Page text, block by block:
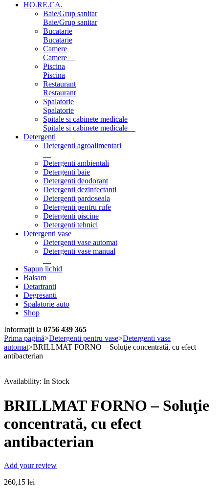
HO.RE.CA.
Baie/Grup sanitar
Baie/Grup sanitar
Bucatarie
Bucatarie
Camere
Camere
Piscina
Piscina
Restaurant
Restaurant
Spalatorie
Spalatorie
Spitale si cabinete medicale
Spitale si cabinete medicale
Detergenti
Detergenti agroalimentari
Detergenti ambientali
Detergenti baie
Detergenti deodorant
Detergenti dezinfectanti
Detergenti pardoseala
Detergenti pentru rufe
Detergenti piscine
Detergenti tehnici
Detergenti vase
Detergenti vase automat
Detergenti vase manual
Sapun lichid
Balsam
Detartranti
Degresanti
Spalatorie auto
Shop
Informații la 0756 439 365
Prima pagină>Detergenti pentru vase>Detergenti vase
automat>BRILLMAT FORNO – Soluţie concentrată, cu efect
antibacterian
Availability: In Stock
BRILLMAT FORNO – Soluţie
concentrată, cu efect
antibacterian
Add your review
260,15 lei